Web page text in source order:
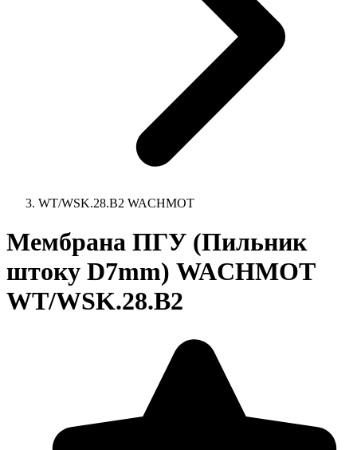
WT/WSK.28.B2 WACHMOT
Мембрана ПГУ (Пильник
штоку D7mm) WACHMOT
WT/WSK.28.B2